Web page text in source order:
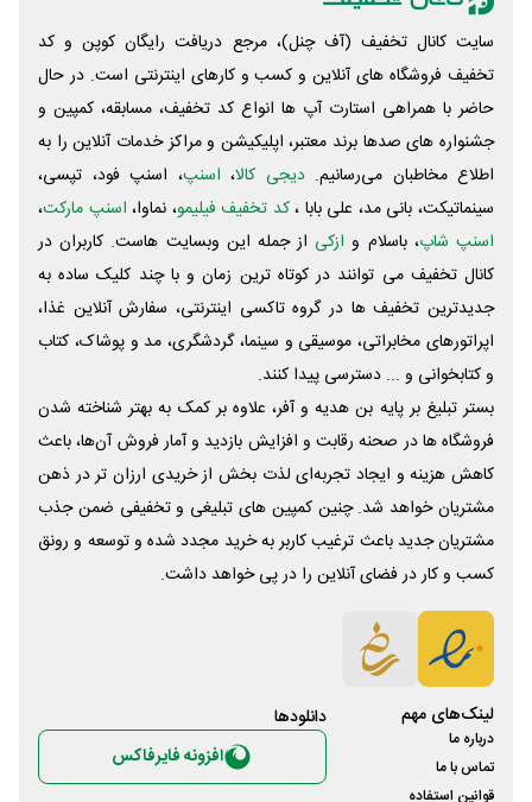
سایت کانال تخفیف (آف چنل)، مرجع دریافت رایگان کوپن و کد
تخفیف فروشگاه های آنلاین و کسب و‌ کارهای اینترنتی است. در حال
حاضر با همراهی استارت آپ ها انواع کد تخفیف، مسابقه، کمپین و
جشنواره های صدها برند معتبر، اپلیکیشن و مراکز خدمات آنلاین را به
اطلاع مخاطبان می‌رسانیم. دیجی کالا، اسنپ، اسنپ فود، تپسی،
سینماتیکت، بانی مد، علی‌ بابا ،کد تخفیف فیلیمو، نماوا، اسنپ مارکت،
اسنپ شاپ، باسلام و ازکی از جمله این وبسایت ‌هاست. کاربران در
کانال تخفیف می توانند در کوتاه ترین زمان و با چند کلیک ساده به
جدیدترین تخفیف ها در گروه تاکسی اینترنتی، سفارش آنلاین غذا،
اپراتورهای مخابراتی، موسیقی و سینما، گردشگری، مد و پوشاک، کتاب
و کتابخوانی و ... دسترسی پیدا کنند.
بستر تبلیغ بر پایه بن هدیه و آفر، علاوه بر کمک به بهتر شناخته شدن
فروشگاه ها در صحنه رقابت و افزایش بازدید و آمار فروش آن‌ها، باعث
کاهش هزینه و ایجاد تجربه‌ای لذت بخش از خریدی ارزان تر در ذهن
مشتریان خواهد شد. چنین کمپین های تبلیغی و تخفیفی ضمن جذب
مشتریان جدید باعث ترغیب کاربر به خرید مجدد شده و توسعه و رونق
کسب و کار در فضای آنلاین را در پی خواهد داشت.
لینک‌های مهم
درباره ما
تماس با ما
قوانین استفاده
دانلود‌ها
افزونه فایرفاکس